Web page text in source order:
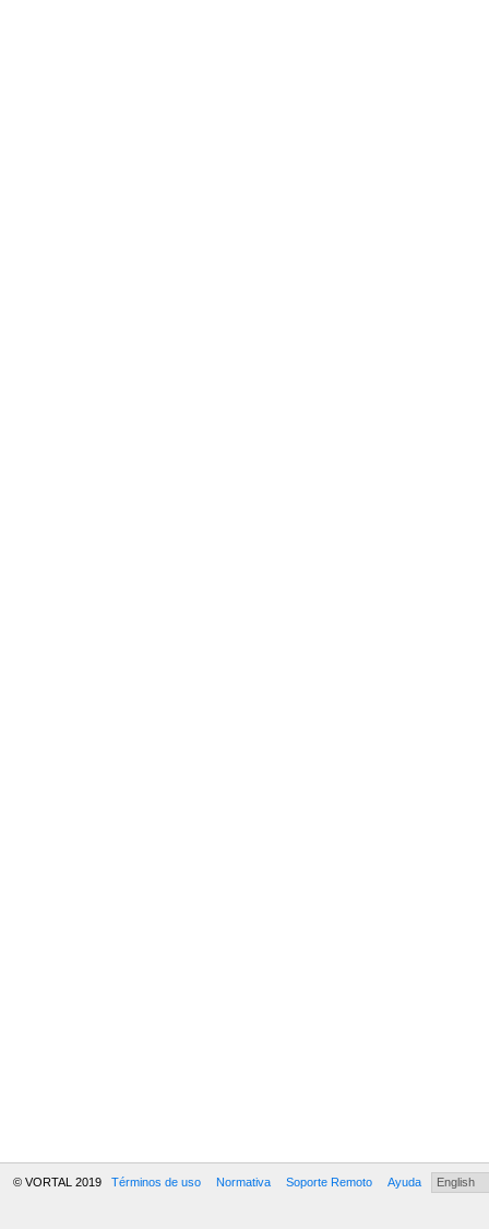
© VORTAL 2019 Términos de uso Normativa Soporte Remoto Ayuda